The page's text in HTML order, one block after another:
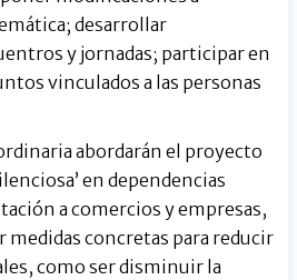
desarrollar
y jornadas; participar en
vinculados a las personas
abordarán el proyecto
en dependencias
a comercios y empresas,
concretas para reducir
como ser disminuir la